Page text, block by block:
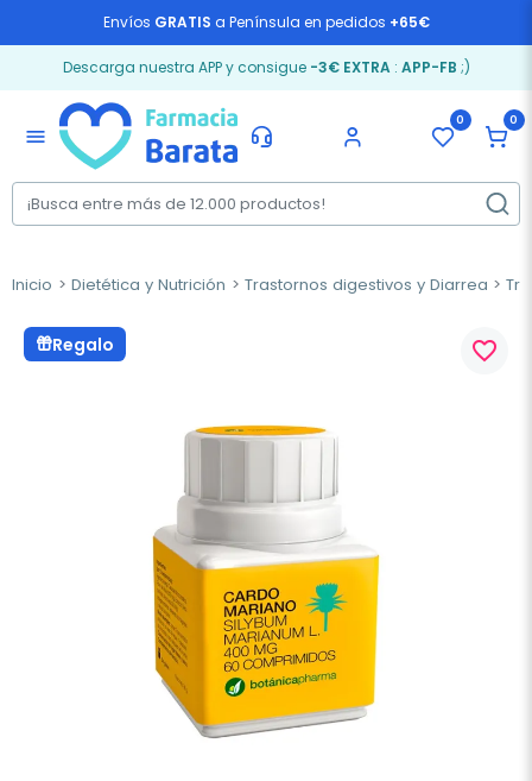
Envíos GRATIS a Península en pedidos +65€
Descarga nuestra APP y consigue -3€ EXTRA: APP-FB ;)
menu
0 0
Inicio Dietética y Nutrición Trastornos digestivos y Diarrea
Regalo favorite_border